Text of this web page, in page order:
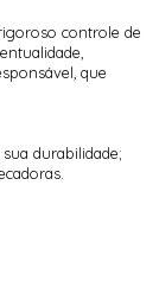
controle de
que
durabilidade;